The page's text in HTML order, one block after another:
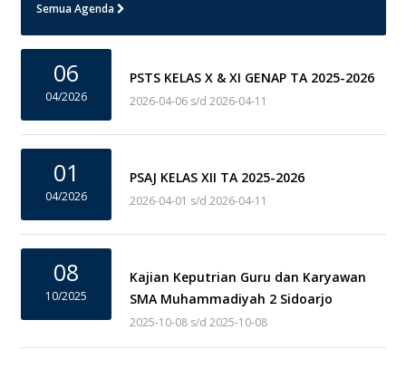
Semua Agenda
06
04/2026
PSTS KELAS X & XI GENAP TA 2025-2026
2026-04-06 s/d 2026-04-11
01
04/2026
PSAJ KELAS XII TA 2025-2026
2026-04-01 s/d 2026-04-11
08
10/2025
Kajian Keputrian Guru dan Karyawan
SMA Muhammadiyah 2 Sidoarjo
2025-10-08 s/d 2025-10-08